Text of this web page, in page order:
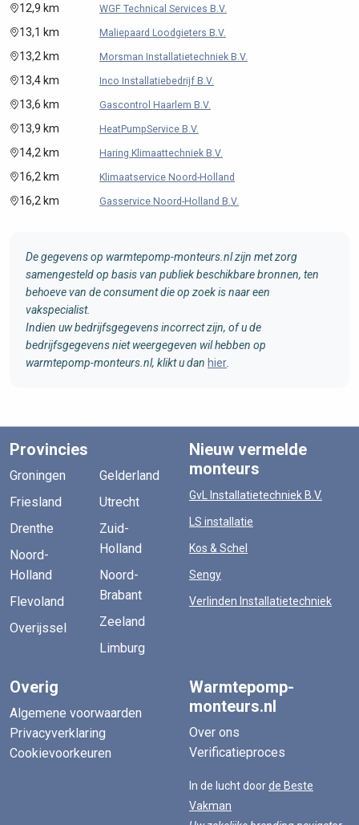
12,9 km WGF Technical Services B.V.
13,1 km Maliepaard Loodgieters B.V.
13,2 km Morsman Installatietechniek B.V.
13,4 km Inco Installatiebedrijf B.V.
13,6 km Gascontrol Haarlem B.V.
13,9 km HeatPumpService B.V.
14,2 km Haring Klimaattechniek B.V.
16,2 km Klimaatservice Noord-Holland
16,2 km Gasservice Noord-Holland B.V.
De gegevens op warmtepomp-monteurs.nl zijn met zorg
samengesteld op basis van publiek beschikbare bronnen, ten
behoeve van de consument die op zoek is naar een
vakspecialist.
Indien uw bedrijfsgegevens incorrect zijn, of u de
bedrijfsgegevens niet weergegeven wil hebben op
warmtepomp-monteurs.nl, klikt u dan hier
Provincies
Groningen
Friesland
Drenthe
Noord-
Holland
Flevoland
Overijssel
Gelderland
Utrecht
Zuid-
Holland
Noord-
Brabant
Zeeland
Limburg
Nieuw vermelde
monteurs
GvL Installatietechniek B.V.
LS installatie
Kos & Schel
Sengy
Verlinden Installatietechniek
Overig
Algemene voorwaarden
Privacyverklaring
Cookievoorkeuren
Warmtepomp-
monteurs.nl
Over ons
Verificatieproces
In de lucht doorde Beste
Vakman